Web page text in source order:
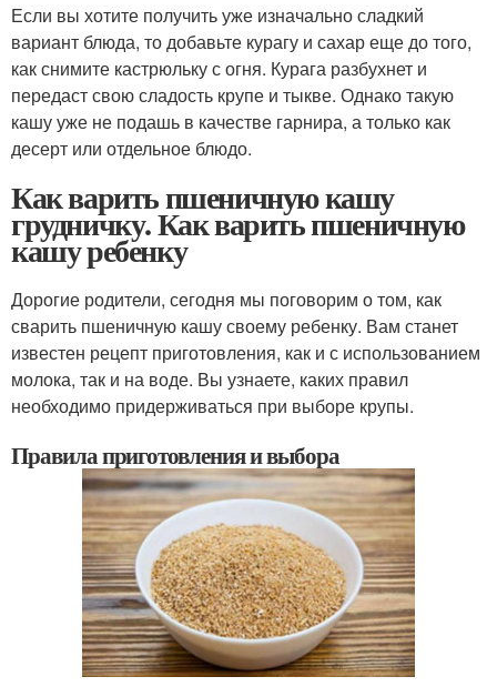
Если вы хотите получить уже изначально сладкий
вариант блюда, то добавьте курагу и сахар еще до того,
как снимите кастрюльку с огня. Курага разбухнет и
передаст свою сладость крупе и тыкве. Однако такую
кашу уже не подашь в качестве гарнира, а только как
десерт или отдельное блюдо.
Как варить пшеничную кашу
грудничку. Как варить пшеничную
кашу ребенку
Дорогие родители, сегодня мы поговорим о том, как
сварить пшеничную кашу своему ребенку. Вам станет
известен рецепт приготовления, как и с использованием
молока, так и на воде. Вы узнаете, каких правил
необходимо придерживаться при выборе крупы.
Правила приготовления и выбора